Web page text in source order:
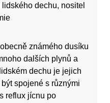
dechu, nositel
známého dusíku
dalších plynů a
dechu je jejich
spojené s různými
reflux jícnu po